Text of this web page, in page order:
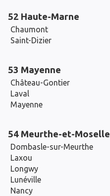
52 Haute-Marne
Chaumont
Saint-Dizier
53 Mayenne
Château-Gontier
Laval
Mayenne
54 Meurthe-et-Moselle
Dombasle-sur-Meurthe
Laxou
Longwy
Lunéville
Nancy